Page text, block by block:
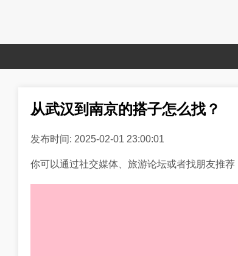
从武汉到南京的搭子怎么找？
发布时间: 2025-02-01 23:00:01
你可以通过社交媒体、旅游论坛或者找朋友推